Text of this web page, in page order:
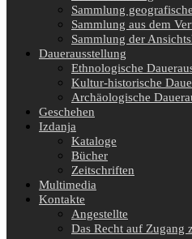
Sammlung
Sammlung aus dem
Sammlung der
Dauerausstellung
Ethnologische
Kultur-historische
Archäologische
Geschehen
Izdanja
Kataloge
Bücher
Zeitschriften
Multimedia
Kontakte
Angestellte
Das Recht auf Zugang